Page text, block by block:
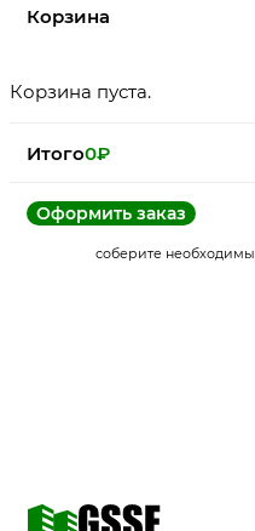
Корзина
Корзина пуста.
Итого0₽
Оформить заказ
соберите